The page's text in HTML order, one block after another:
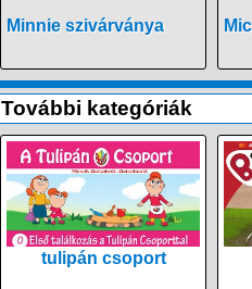
Minnie szivárványa
További kategóriák
tulipán csoport